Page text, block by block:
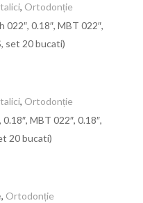
, Ortodonție
0.18″, MBT 022″,
set 20 bucati)
, Ortodonție
MBT 022″, 0.18″,
20 bucati)
, Ortodonție